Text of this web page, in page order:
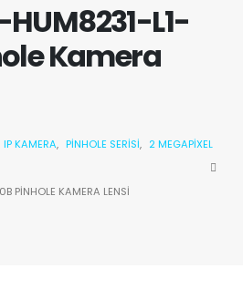
L1-
Kamera
IP KAMERA, PINHOLE SERISI, 2 MEGAPIXEL
PINHOLE KAMERA LENSI